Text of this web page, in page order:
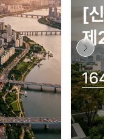
결 안내
지도를 불러올 수 없습니다.
죄송합니다.